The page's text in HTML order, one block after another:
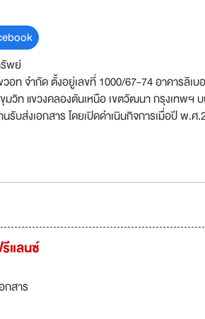
พย์
จำกัด ตั้งอยู่เลขที่ 1000/67-74 อาคารลิเบ
วิท แขวงคลองตันเหนือ เขตวัฒนา กรุงเทพฯ
นรับส่งเอกสาร โดยเปิดดำเนินกิจการเมื่อปี พ.
ความเข้าใจความต้องการของลูกค้าและสามาร
ด้เป็นอย่างดี หรือแม้แต่ลูกค้าอื่นๆ ที่มีความต้องก
ทฯ มีสำนักงานเพื่อรองรับการปฏิบัติงาน 4 สาขา ได้
แลนซ์
กสาร